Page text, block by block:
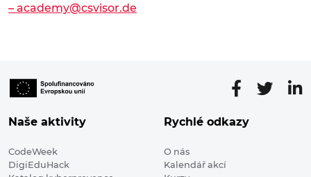
– academy@csvisor.de
Naše aktivity
CodeWeek
DigiEduHack
Rychlé odkazy
O nás
Kalendář akcí